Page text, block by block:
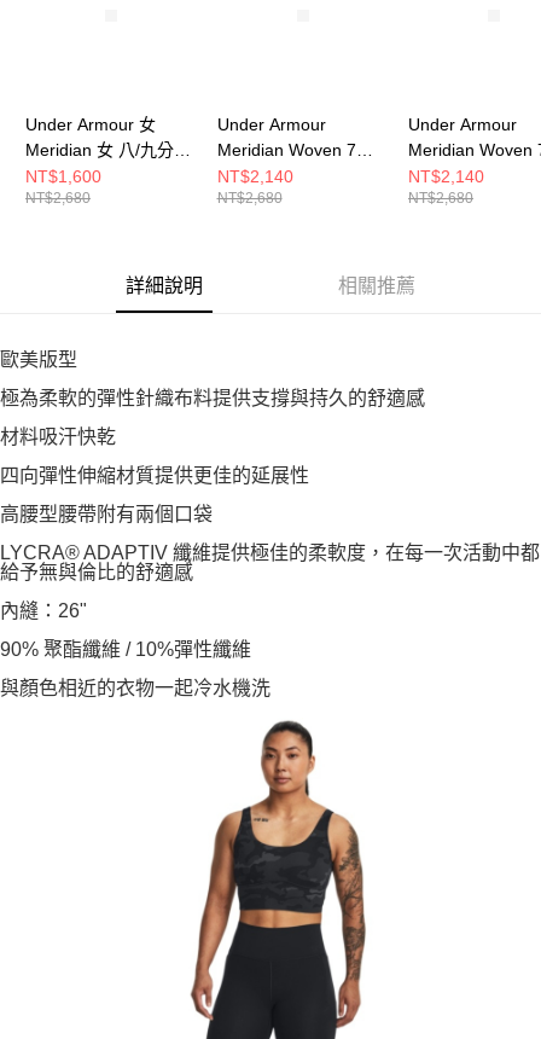
Under Armour 女
Meridian 女 八/九分褲
1382525-044
NT$1,600
NT$2,680
Under Armour
Meridian Woven 7吋
短褲 男 短褲
6009664-001
NT$2,140
NT$2,680
Under Armour
Meridian Woven
短褲 男
NT$2,140
NT$2,680
詳細說明 相關推薦
歐美版型
極為柔軟的彈性針織布料提供支撐與持久的舒適感
材料吸汗快乾
四向彈性伸縮材質提供更佳的延展性
高腰型腰帶附有兩個口袋
LYCRA® ADAPTIV 纖維提供極佳的柔軟度，在每一次活動中都
給予無與倫比的舒適感
內縫：26"
90% 聚酯纖維 / 10%彈性纖維
與顏色相近的衣物一起冷水機洗